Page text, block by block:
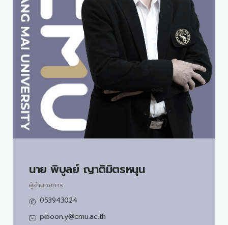
นาย พิบูลย์ ญาติมิตรหนุน
ผู้อำนวยการ
053943024
piboon.y@cmu.ac.th